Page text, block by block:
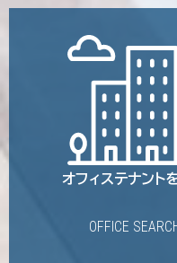
オフィステナント
OFFICE